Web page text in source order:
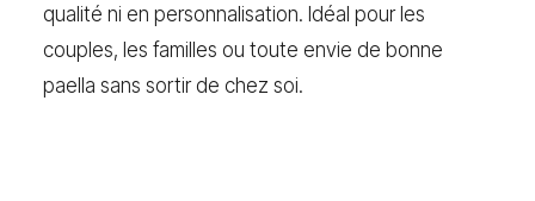
qualité ni en personnalisation. Idéal pour les
couples, les familles ou toute envie de bonne
paella sans sortir de chez soi.